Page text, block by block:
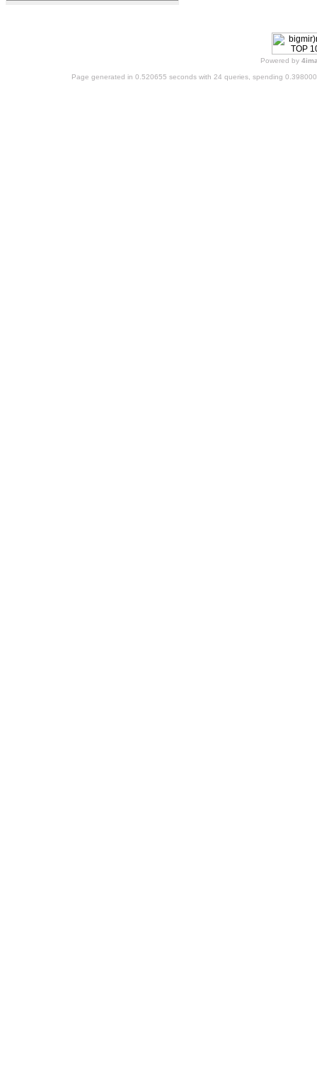
Powered by
Page generated in 0.520655 seconds with 24 queries, spending